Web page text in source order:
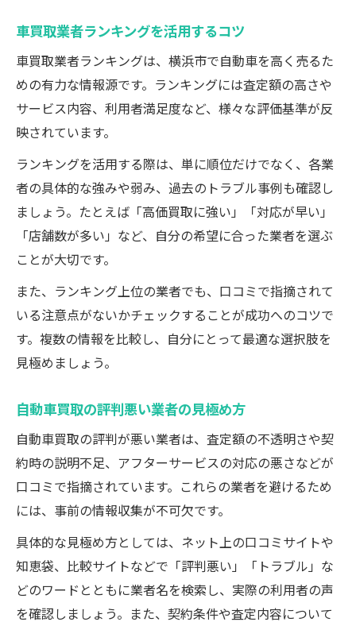
車買取業者ランキングを活用するコツ
車買取業者ランキングは、横浜市で自動車を高く売るた
めの有力な情報源です。ランキングには査定額の高さや
サービス内容、利用者満足度など、様々な評価基準が反
映されています。
ランキングを活用する際は、単に順位だけでなく、各業
者の具体的な強みや弱み、過去のトラブル事例も確認し
ましょう。たとえば「高価買取に強い」「対応が早い」
「店舗数が多い」など、自分の希望に合った業者を選ぶ
ことが大切です。
また、ランキング上位の業者でも、口コミで指摘されて
いる注意点がないかチェックすることが成功へのコツで
す。複数の情報を比較し、自分にとって最適な選択肢を
見極めましょう。
自動車買取の評判悪い業者の見極め方
自動車買取の評判が悪い業者は、査定額の不透明さや契
約時の説明不足、アフターサービスの対応の悪さなどが
口コミで指摘されています。これらの業者を避けるため
には、事前の情報収集が不可欠です。
具体的な見極め方としては、ネット上の口コミサイトや
知恵袋、比較サイトなどで「評判悪い」「トラブル」な
どのワードとともに業者名を検索し、実際の利用者の声
を確認しましょう。また、契約条件や査定内容について